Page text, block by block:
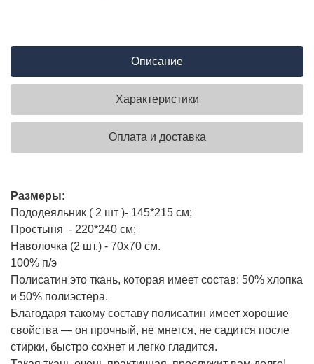
Описание
Характеристики
Оплата и доставка
Размеры:
Пододеяльник ( 2 шт )- 145*215 см;
Простыня - 220*240 см;
Наволочка (2 шт.) - 70х70 см.
100% п/э
Полисатин это ткань, которая имеет состав: 50% хлопка
и 50% полиэстера.
Благодаря такому составу полисатин имеет хорошие
свойства — он прочный, не мнется, не садится после
стирки, быстро сохнет и легко гладится.